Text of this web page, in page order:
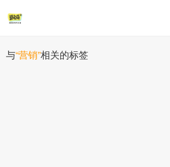
与“营销”相关的标签